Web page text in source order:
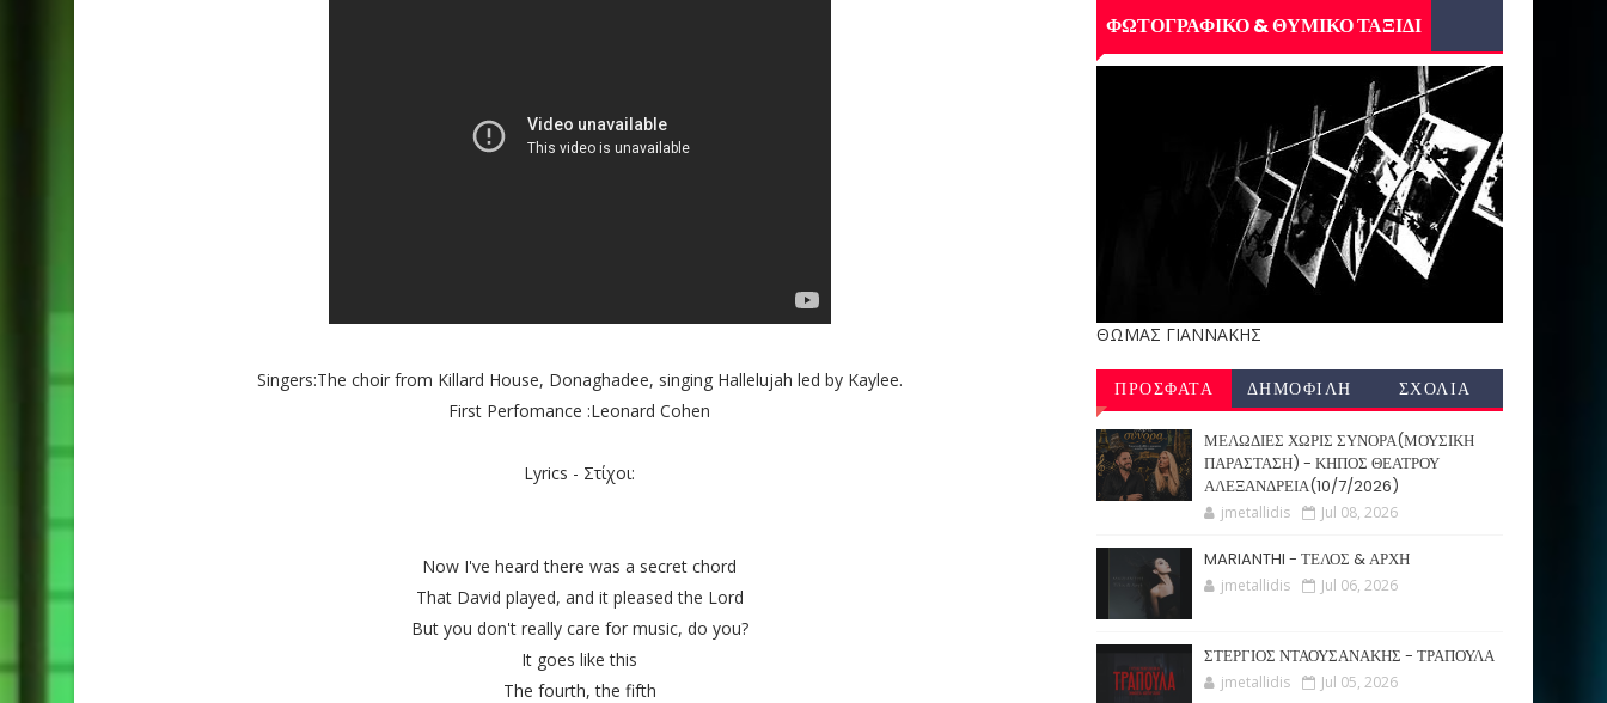
Singers:The choir from Killard House, Donaghadee, singing Hallelujah led by Kaylee.
First Perfomance :Leonard Cohen
Lyrics - Στίχοι:
Now I've heard there was a secret chord
That David played, and it pleased the Lord
But you don't really care for music, do you?
It goes like this
The fourth, the fifth
ΦΩΤΟΓΡΑΦΙΚΟ & ΘΥΜΙΚΟ ΤΑΞΙΔΙ
ΘΩΜΑΣ ΓΙΑΝΝΑΚΗΣ
ΠΡΟΣΦΑΤΑ ΔΗΜΟΦΙΛΗ ΣΧΟΛΙΑ
ΜΕΛΩΔΙΕΣ ΧΩΡΙΣ ΣΥΝΟΡΑ(ΜΟΥΣΙΚΗ
ΠΑΡΑΣΤΑΣΗ) - ΚΗΠΟΣ ΘΕΑΤΡΟΥ
ΑΛΕΞΑΝΔΡΕΙΑ(10/7/2026)
jmetallidis Jul 08, 2026
MARIANTHI - ΤΕΛΟΣ & ΑΡΧΗ
jmetallidis Jul 06, 2026
ΣΤΕΡΓΙΟΣ ΝΤΑΟΥΣΑΝΑΚΗΣ - ΤΡΑΠΟΥΛΑ
jmetallidis Jul 05, 2026